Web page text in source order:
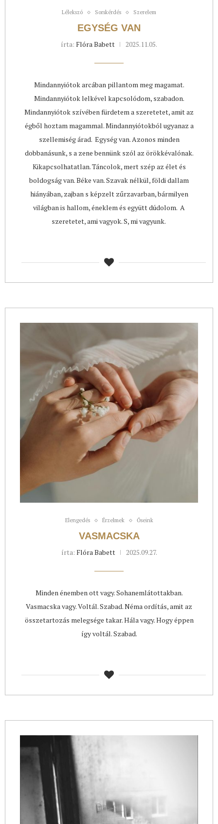
Lélekszó Sorskérdés Szerelem
EGYSÉG VAN
írta: Flóra Babett 2025.11.05.
Mindannyiótok arcában pillantom meg magamat.
Mindannyiótok lelkével kapcsolódom, szabadon.
Mindannyiótok szívében fürdetem a szeretetet, amit az
égből hoztam magammal. Mindannyiótokból ugyanaz a
szellemiség árad. Egység van. Azonos minden
dobbanásunk, s a zene bennünk szól az örökkévalónak.
Kikapcsolhatatlan. Táncolok, mert szép az élet és
boldogság van. Béke van. Szavak nélkül, földi dallam
hiányában, zajban s képzelt zűrzavarban, bármilyen
világban is hallom, éneklem és együtt dúdolom. A
szeretetet, ami vagyok. S, mi vagyunk.
Elengedés Érzelmek Őseink
VASMACSKA
írta: Flóra Babett 2025.09.27.
Minden énemben ott vagy. Sohanemlátottakban.
Vasmacska vagy. Voltál. Szabad. Néma ordítás, amit az
összetartozás melegsége takar. Hála vagy. Hogy éppen
így voltál. Szabad.